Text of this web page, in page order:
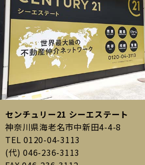
センチュリー21 シーエステート
神奈川県海老名市中新田4-4-8
TEL 0120-04-3113
(代) 046-236-3113